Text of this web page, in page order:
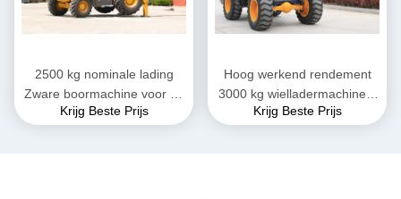
2500 kg nominale lading
Zware boormachine voor de
bouw
Krijg Beste Prijs
Hoog werkend rendement
3000 kg wielladermachine 1
jaar garantie
Krijg Beste Prijs